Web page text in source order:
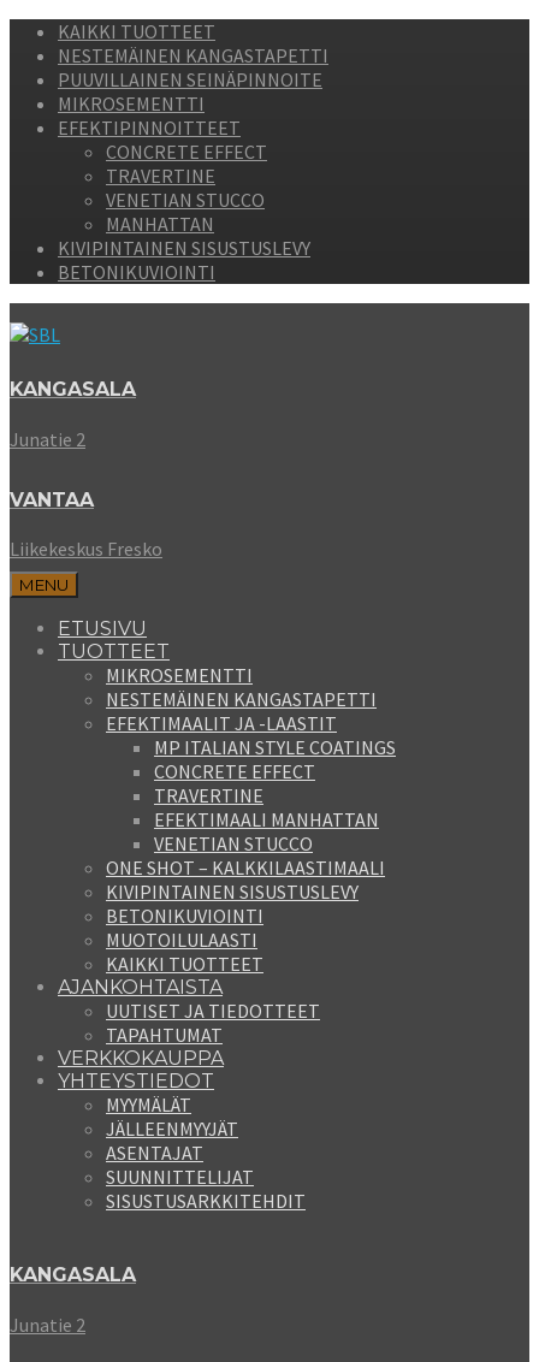
KAIKKI TUOTTEET
NESTEMÄINEN KANGASTAPETTI
PUUVILLAINEN SEINÄPINNOITE
MIKROSEMENTTI
EFEKTIPINNOITTEET
CONCRETE EFFECT
TRAVERTINE
VENETIAN STUCCO
MANHATTAN
KIVIPINTAINEN SISUSTUSLEVY
BETONIKUVIOINTI
KANGASALA
Junatie 2
VANTAA
Liikekeskus Fresko
MENU
ETUSIVU
TUOTTEET
MIKROSEMENTTI
NESTEMÄINEN KANGASTAPETTI
EFEKTIMAALIT JA -LAASTIT
MP ITALIAN STYLE COATINGS
CONCRETE EFFECT
TRAVERTINE
EFEKTIMAALI MANHATTAN
VENETIAN STUCCO
ONE SHOT – KALKKILAASTIMAALI
KIVIPINTAINEN SISUSTUSLEVY
BETONIKUVIOINTI
MUOTOILULAASTI
KAIKKI TUOTTEET
AJANKOHTAISTA
UUTISET JA TIEDOTTEET
TAPAHTUMAT
VERKKOKAUPPA
YHTEYSTIEDOT
MYYMÄLÄT
JÄLLEENMYYJÄT
ASENTAJAT
SUUNNITTELIJAT
SISUSTUSARKKITEHDIT
KANGASALA
Junatie 2